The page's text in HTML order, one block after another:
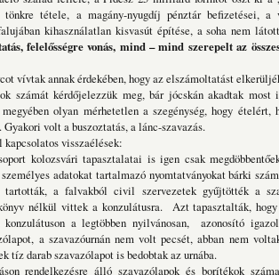
tétele, a magány-nyugdíj pénztár befizetései, a
kihasználatlan kisvasút építése, a soha nem
felelősségre vonás, mind – mind szerepelt az
vívtak annak érdekében, hogy az elszámoltatást
számát kérdőjelezzük meg, bár jócskán akadtak most
olyan mérhetetlen a szegénység, hogy ételért,
volt a buszoztatás, a lánc-szavazás.
visszaélések:
kolozsvári tapasztalatai is igen csak
adatokat tartalmazó nyomtatványokat bárki
tartották, a falvakból civil szervezetek gyűjtötték a
nélkül vittek a konzulátusra. Azt tapasztalták,
a legtöbben nyilvánosan, azonosító
a szavazóurnán nem volt pecsét, abban nem
tíz darab szavazólapot is bedobtak az urnába.
rendelkezésre álló szavazólapok és borítékok